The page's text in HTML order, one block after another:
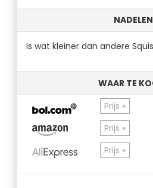
NADELEN
Is wat kleiner dan andere
WAAR TE
Prijs »
Prijs »
Prijs »